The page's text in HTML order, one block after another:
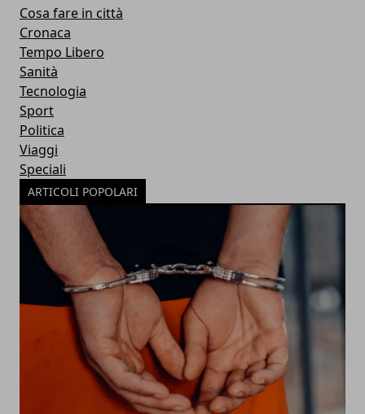
Cosa fare in città
Cronaca
Tempo Libero
Sanità
Tecnologia
Sport
Politica
Viaggi
Speciali
ARTICOLI POPOLARI